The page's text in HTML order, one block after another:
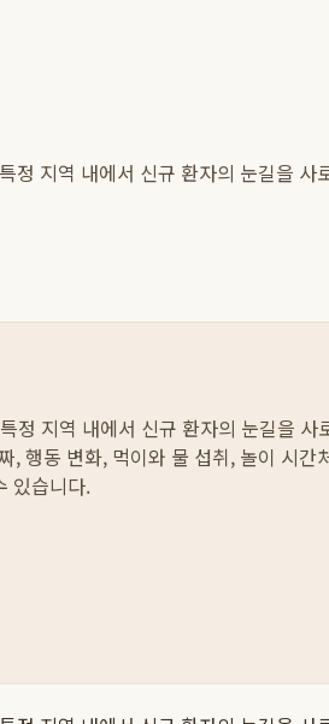
지역 내에서 신규 환자의 눈길을
지역 내에서 신규 환자의 눈길을
행동 변화, 먹이와 물 섭취, 놀이 시간
있습니다.